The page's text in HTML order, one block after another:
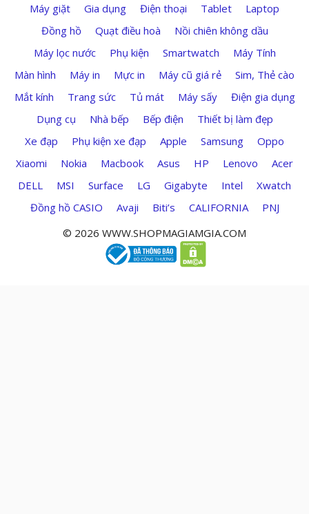
Máy giặt
Gia dụng Điện thoại Tablet
Laptop
Đồng hồ
Quạt điều hoà
Nồi chiên không dầu
Máy lọc nước
Phụ kiện Smartwatch
Máy Tính
Màn hình
Máy in Mực in Máy cũ giá rẻ
Sim, Thẻ cào
Mắt kính
Trang sức Tủ mát Máy sấy
Điện gia dụng
Dụng cụ
Nhà bếp Bếp điện
Thiết bị làm đẹp
Xe đạp
Phụ kiện xe đạp Apple Samsung
Oppo
Xiaomi
Nokia Macbook Asus HP Lenovo
Acer
DELL
MSI Surface LG Gigabyte Intel
Xwatch
Đồng hồ CASIO
Avaji Biti’s CALIFORNIA
PNJ
© 2026 WWW.SHOPMAGIAMGIA.COM